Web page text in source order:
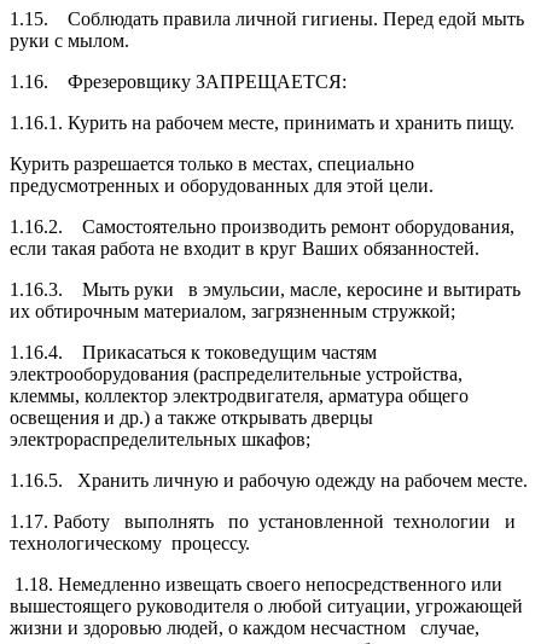
1.15. Соблюдать правила личной гигиены. Перед едой мыть
руки с мылом.
1.16. Фрезеровщику ЗАПРЕЩАЕТСЯ:
1.16.1. Курить на рабочем месте, принимать и хранить пищу.
Курить разрешается только в местах, специально
предусмотренных и оборудованных для этой цели.
1.16.2. Самостоятельно производить ремонт оборудования,
если такая работа не входит в круг Ваших обязанностей.
1.16.3. Мыть руки в эмульсии, масле, керосине и вытирать
их обтирочным ма­териалом, загрязненным стружкой;
1.16.4. Прикасаться к токоведущим частям
электрооборудования (распредели­тельные устройства,
клеммы, коллектор электродвигателя, арматура общего
освеще­ния и др.) а также открывать дверцы
электрораспределительных шкафов;
1.16.5. Хранить личную и рабочую одежду на рабочем месте.
1.17. Работу выполнять по установленной технологии и
технологическому про­цессу.
1.18. Немедленно извещать своего непосредственного или
вышестоящего руково­дителя о любой ситуации, угрожающей
жизни и здоровью людей, о каждом несчастном случае,